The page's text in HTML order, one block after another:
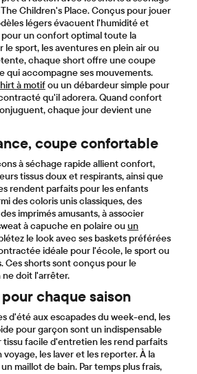
Children's Place. Conçus pour jouer
légers évacuent l'humidité et
un confort optimal toute la
le sport, les aventures en plein air ou
chaque short offre une coupe
qui accompagne ses mouvements.
à motifou un débardeur simple pour
qu'il adorera. Quand confort
chaque jour devient une
coupe confortable
à séchage rapide allient confort,
tissus doux et respirants, ainsi que
rendent parfaits pour les enfants
des coloris unis classiques, des
imprimés amusants, à associer
à capuche en polaire ouun
le look avec ses baskets préférées
idéale pour l'école, le sport ou
Ces shorts sont conçus pour le
doit l'arrêter.
chaque saison
d'été aux escapades du week-end, les
pour garçon sont un indispensable
tissu facile d'entretien les rend parfaits
les laver et les reporter. À la
maillot de bain. Par temps plus frais,